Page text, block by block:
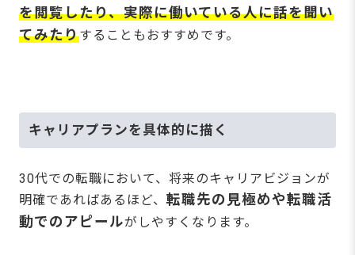
を閲覧したり、実際に働いている人に話を聞い
てみたりすることもおすすめです。
キャリアプランを具体的に描く
30代での転職において、将来のキャリアビジョンが
明確であればあるほど、転職先の見極めや転職活
動でのアピールがしやすくなります。